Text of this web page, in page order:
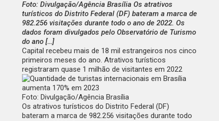
Foto: Divulgação/Agência Brasília Os atrativos
turísticos do Distrito Federal (DF) bateram a marca de
982.256 visitações durante todo o ano de 2022. Os
dados foram divulgados pelo Observatório de Turismo
do ano […]
Capital recebeu mais de 18 mil estrangeiros nos cinco
primeiros meses do ano. Atrativos turísticos
registraram quase 1 milhão de visitantes em 2022
Foto: Divulgação/Agência Brasília
Os atrativos turísticos do Distrito Federal (DF)
bateram a marca de 982.256 visitações durante todo